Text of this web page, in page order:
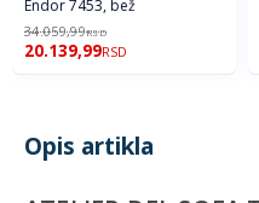
Endor 7453, bež
34.059,99RSD
20.139,99RSD
Opis artikla